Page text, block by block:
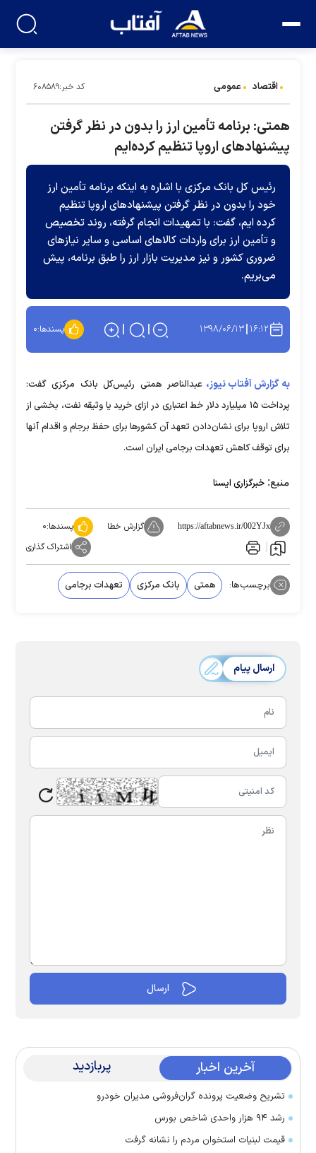
اقتصاد عمومی کد خبر:۶۰۸۵۸۹
همتی: برنامه تأمین ارز را بدون در نظر گرفتن
پیشنهادهای اروپا تنظیم کرده‌ایم
رئیس‌ کل بانک مرکزی با اشاره به اینکه برنامه تأمین ارز
خود را بدون در نظر گرفتن پیشنهادهای اروپا تنظیم
کرده ‌ایم، گفت: با تمهیدات انجام‌ گرفته، روند تخصیص
و تأمین ارز برای واردات کالاهای اساسی و سایر نیازهای
ضروری کشور و نیز مدیریت بازار ارز را طبق برنامه، پیش
می‌بریم.
۱۶:۱۲ ۱۳۹۸/۰۶/۱۳ پسندها:۰
به گزارش آفتاب نیوز، عبدالناصر همتی رئیس‌کل بانک مرکزی گفت:
پرداخت ۱۵ میلیارد دلار خط اعتباری در ازای خرید یا وثیقه نفت، بخشی از
تلاش اروپا برای نشان‌دادن تعهد آن کشورها برای حفظ برجام و اقدام آنها
برای توقف کاهش تعهدات برجامی ایران است.
منبع: خبرگزاری ایسنا
https://aftabnews.ir/002YJx گزارش خطا پسندها:۰
اشتراک گذاری
برچسب‌ها: همتی بانک مرکزی تعهدات برجامی
ارسال پیام
آخرین اخبار پربازدید
تشریح وضعیت پرونده گران‌فروشی مدیران خودرو
رشد ۹۴ هزار واحدی شاخص بورس
قیمت لبنیات استخوان مردم را نشانه گرفت